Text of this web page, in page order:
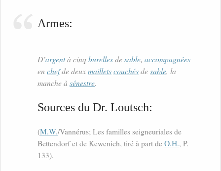
Armes:
D’argentà cinqburellesdesable, accompagnées
en chefde deuxmailletscouchésdesable, la
manche à sénestre.
Sources du Dr. Loutsch:
(M.W./Vannérus; Les familles seigneuriales de
Bettendorf et de Kewenich, tiré à part de O.H., P.
133).